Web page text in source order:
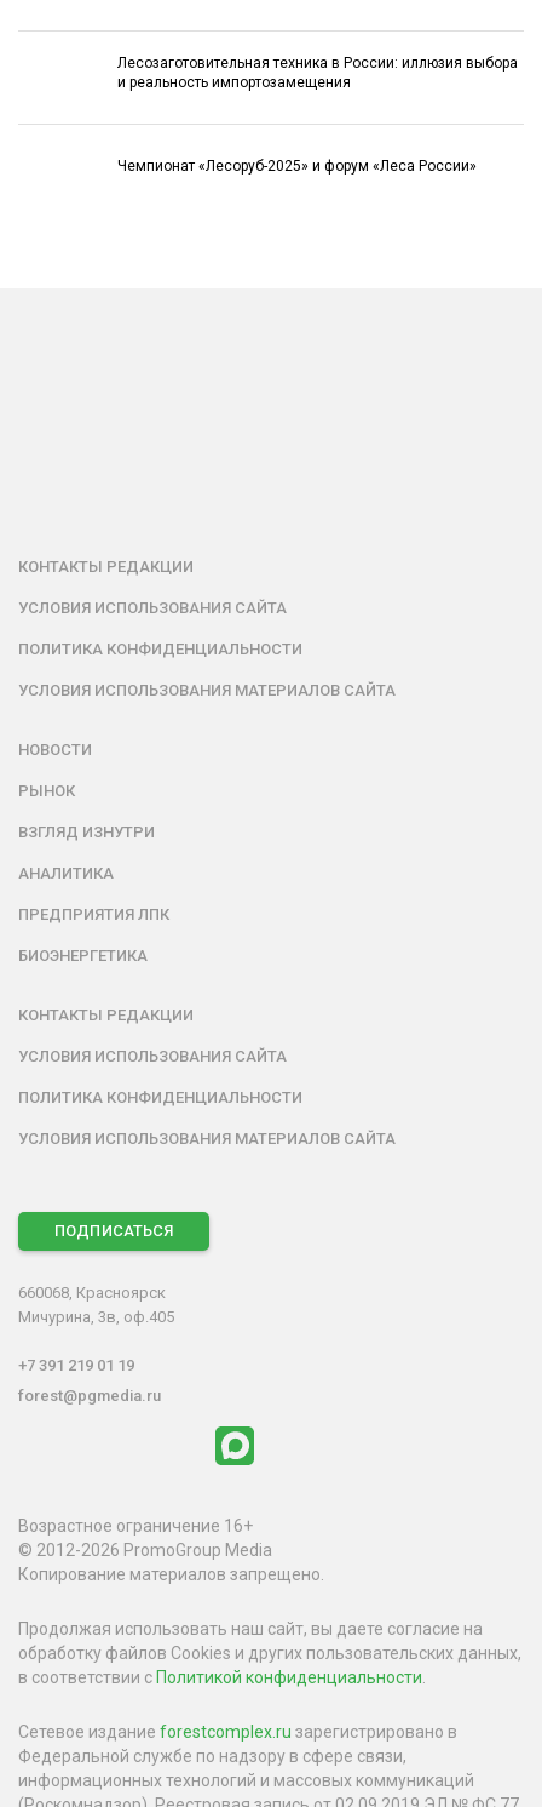
Лесозаготовительная техника в России: иллюзия выбора
и реальность импортозамещения
Чемпионат «Лесоруб-2025» и форум «Леса России»
КОНТАКТЫ РЕДАКЦИИ
УСЛОВИЯ ИСПОЛЬЗОВАНИЯ САЙТА
ПОЛИТИКА КОНФИДЕНЦИАЛЬНОСТИ
УСЛОВИЯ ИСПОЛЬЗОВАНИЯ МАТЕРИАЛОВ САЙТА
НОВОСТИ
РЫНОК
ВЗГЛЯД ИЗНУТРИ
АНАЛИТИКА
ПРЕДПРИЯТИЯ ЛПК
БИОЭНЕРГЕТИКА
КОНТАКТЫ РЕДАКЦИИ
УСЛОВИЯ ИСПОЛЬЗОВАНИЯ САЙТА
ПОЛИТИКА КОНФИДЕНЦИАЛЬНОСТИ
УСЛОВИЯ ИСПОЛЬЗОВАНИЯ МАТЕРИАЛОВ САЙТА
ПОДПИСАТЬСЯ
660068, Красноярск
Мичурина, 3в, оф.405
+7 391 219 01 19
forest@pgmedia.ru
Возрастное ограничение 16+
© 2012-2026 PromoGroup Media
Копирование материалов запрещено.
Продолжая использовать наш сайт, вы даете согласие на
обработку файлов Cookies и других пользовательских данных,
в соответствии с Политикой конфиденциальности.
Сетевое издание forestcomplex.ru зарегистрировано в
Федеральной службе по надзору в сфере связи,
информационных технологий и массовых коммуникаций